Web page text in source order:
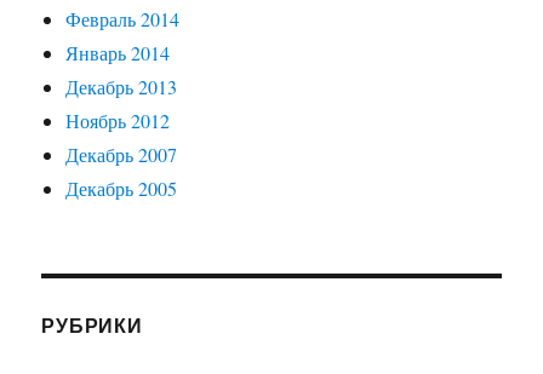
Февраль 2014
Январь 2014
Декабрь 2013
Ноябрь 2012
Декабрь 2007
Декабрь 2005
РУБРИКИ